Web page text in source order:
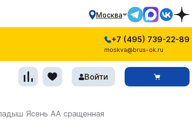
Москва
+7 (495) 739-22-89
moskva@brus-ok.ru
Войти
Ясень АА сращенная